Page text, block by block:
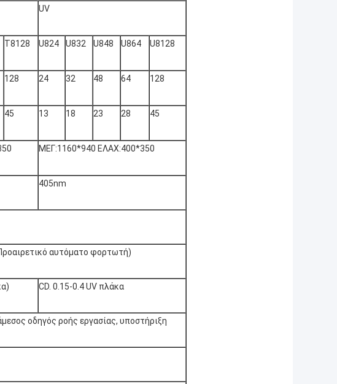
UV
T8128 U824 U832 U848 U864 U8128
128 24 32 48 64 128
45 13 18 23 28 45
ΜΕΓ:1160*940 ΕΛΑΧ:400*350
405nm
αυτόματο φορτωτή)
CD. 0.15-0.4 UV πλάκα
οδηγός ροής εργασίας, υποστήριξη